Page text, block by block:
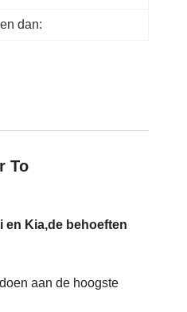
dan:
To
en Kia,de behoeften
aan de hoogste